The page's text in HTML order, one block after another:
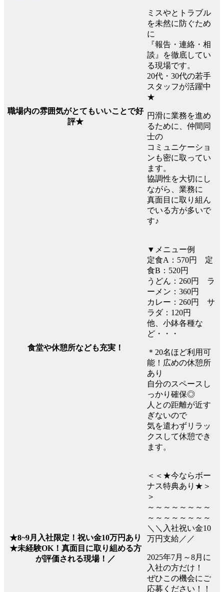
職場内の雰囲気がとてもいいことで好
評★
ミスやとトラブル
を未然に防ぐため
に
『報告・連絡・相
談』を徹底してい
る現場です。
20代・30代の若手
スタッフが活躍中
★
円滑に業務を進め
るために、仲間同
士の
コミュニケーショ
ンも密に取ってい
ます。
協調性を大切にし
ながら、業務に
真面目に取り組ん
でいる方が多いで
す♪
食堂や休憩所なども充実！
▼メニュー例
定食A：570円 定
食B：520円
うどん：260円 ラ
ーメン：360円
カレー：260円 サ
ラダ：120円
他、小鉢各種な
ど・・・
＊20名ほど利用可
能！広めの休憩所
あり
自分のスペースし
っかり確保◎
人との距離が近す
ぎないので
気を遣わずリラッ
クスして休憩でき
ます。
★8~9月入社限定！祝い金10万円あり
★未経験OK！真面目に取り組める方
が評価される現場！／
＜＜★今ならボー
ナス特典あり★＞
＞
～～～～～～～～
～～～～～～～～
＼＼入社祝い金10
万円支給／／
2025年7月～8月に
入社の方だけ！
ぜひこの機会にご
応募ください！！